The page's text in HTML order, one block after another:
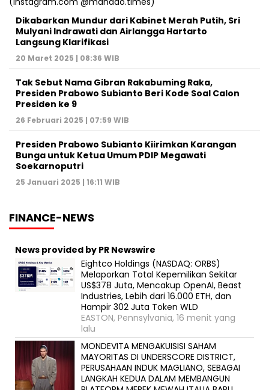
Dikabarkan Mundur dari Kabinet Merah Putih, Sri
Mulyani Indrawati dan Airlangga Hartarto
Langsung Klarifikasi
20 Maret 2025 | 08:36 WIB
Tak Sebut Nama Gibran Rakabuming Raka,
Presiden Prabowo Subianto Beri Kode Soal Calon
Presiden ke 9
26 Februari 2025 | 07:59 WIB
Presiden Prabowo Subianto Kiirimkan Karangan
Bunga untuk Ketua Umum PDIP Megawati
Soekarnoputri
25 Januari 2025 | 16:11 WIB
FINANCE-NEWS
News provided by PR Newswire
Eightco Holdings (NASDAQ: ORBS)
Melaporkan Total Kepemilikan Sekitar
US$378 Juta, Mencakup OpenAI, Beast
Industries, Lebih dari 16.000 ETH, dan
Hampir 302 Juta Token WLD
EASTON, Pennsylvania, 16 menit yang
lalu
MONDEVITA MENGAKUISISI SAHAM
MAYORITAS DI UNDERSCORE DISTRICT,
PERUSAHAAN INDUK MAGLIANO, SEBAGAI
LANGKAH KEDUA DALAM MEMBANGUN